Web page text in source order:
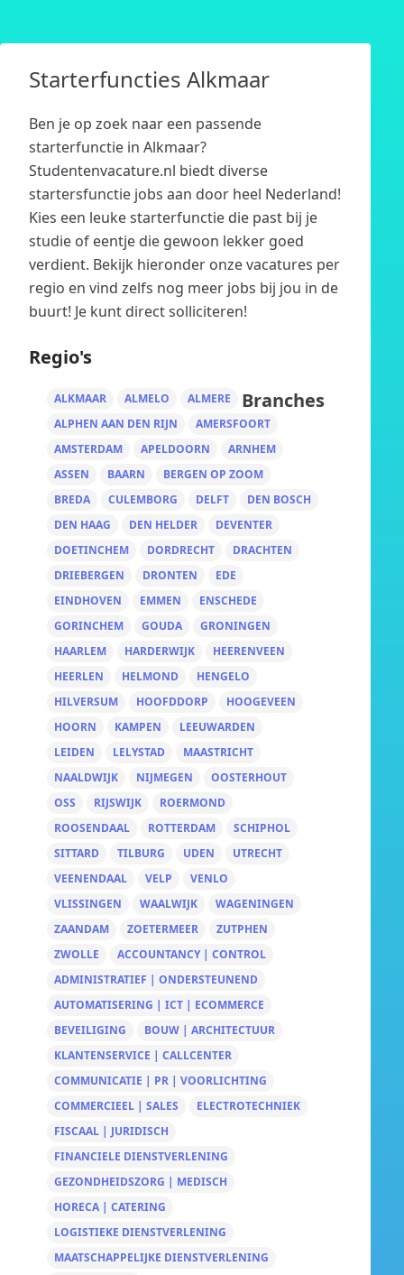
Starterfuncties Alkmaar
Ben je op zoek naar een passende
starterfunctie in Alkmaar?
Studentenvacature.nl biedt diverse
startersfunctie jobs aan door heel Nederland!
Kies een leuke starterfunctie die past bij je
studie of eentje die gewoon lekker goed
verdient. Bekijk hieronder onze vacatures per
regio en vind zelfs nog meer jobs bij jou in de
buurt! Je kunt direct solliciteren!
Regio's
ALKMAAR ALMELO
ALMERE
ALPHEN AAN DEN RIJN
AMERSFOORT
AMSTERDAM
APELDOORN
ARNHEM
ASSEN
BAARN
BERGEN OP ZOOM
BREDA
CULEMBORG DELFT
DEN BOSCH
DEN HAAG
DEN HELDER
DEVENTER
DOETINCHEM
DORDRECHT
DRACHTEN
DRIEBERGEN
DRONTEN
EDE
EINDHOVEN
EMMEN
ENSCHEDE
GORINCHEM
GOUDA
GRONINGEN
HAARLEM
HARDERWIJK
HEERENVEEN
HEERLEN
HELMOND
HENGELO
HILVERSUM
HOOFDDORP
HOOGEVEEN
HOORN
KAMPEN
LEEUWARDEN
LEIDEN
LELYSTAD
MAASTRICHT
NAALDWIJK
NIJMEGEN
OOSTERHOUT
OSS
RIJSWIJK
ROERMOND
ROOSENDAAL
ROTTERDAM
SCHIPHOL
SITTARD
TILBURG UDEN
UTRECHT
VEENENDAAL
VELP
VENLO
VLISSINGEN
WAALWIJK
WAGENINGEN
ZAANDAM
ZOETERMEER
ZUTPHEN
ZWOLLE
Branches
ACCOUNTANCY | CONTROL
ADMINISTRATIEF | ONDERSTEUNEND
AUTOMATISERING | ICT | ECOMMERCE
BEVEILIGING
BOUW | ARCHITECTUUR
KLANTENSERVICE | CALLCENTER
COMMUNICATIE | PR | VOORLICHTING
COMMERCIEEL | SALES
ELECTROTECHNIEK
FISCAAL | JURIDISCH
FINANCIELE DIENSTVERLENING
GEZONDHEIDSZORG | MEDISCH
HORECA | CATERING
LOGISTIEKE DIENSTVERLENING
MAATSCHAPPELIJKE DIENSTVERLENING